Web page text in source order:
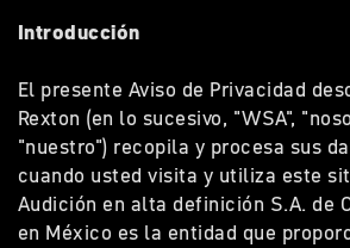
Introducción
El presente Aviso de Privacidad
Rexton (en lo sucesivo, "WSA",
"nuestro") recopila y procesa sus
cuando usted visita y utiliza este
Audición en alta definición S.A. de
en México es la entidad que